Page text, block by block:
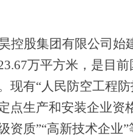
控股集团有限公司始
.67万平方米，是目
现有“人民防空工程
点生产和安装企业资
资质”“高新技术企业”